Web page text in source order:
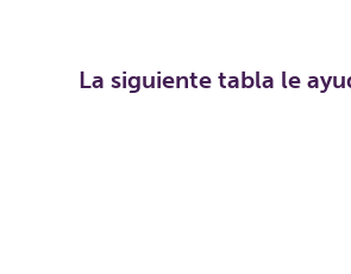
La siguiente tabla le